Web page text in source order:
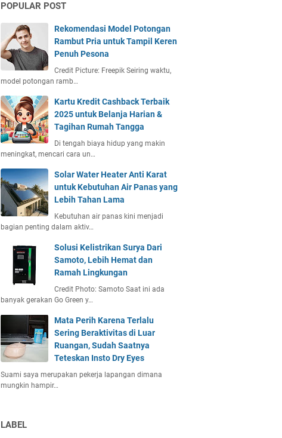
POPULAR POST
Rekomendasi Model Potongan
Rambut Pria untuk Tampil Keren
Penuh Pesona
Credit Picture: Freepik Seiring waktu,
model potongan ramb…
Kartu Kredit Cashback Terbaik
2025 untuk Belanja Harian &
Tagihan Rumah Tangga
Di tengah biaya hidup yang makin
meningkat, mencari cara un…
Solar Water Heater Anti Karat
untuk Kebutuhan Air Panas yang
Lebih Tahan Lama
Kebutuhan air panas kini menjadi
bagian penting dalam aktiv…
Solusi Kelistrikan Surya Dari
Samoto, Lebih Hemat dan
Ramah Lingkungan
Credit Photo: Samoto Saat ini ada
banyak gerakan Go Green y…
Mata Perih Karena Terlalu
Sering Beraktivitas di Luar
Ruangan, Sudah Saatnya
Teteskan Insto Dry Eyes
Suami saya merupakan pekerja lapangan dimana
mungkin hampir…
LABEL